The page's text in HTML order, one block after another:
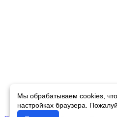
Мы обрабатываем cookies,
настройках браузера.